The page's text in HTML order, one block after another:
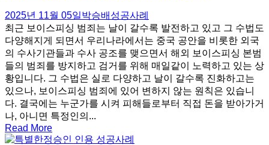
2025년 11월 05일박승배 성공사례
최근 보이스피싱 범죄는 날이 갈수록 발전하고 있고 그 수법도
다양해지게 되면서 우리나라에서는 중국 공안을 비롯한 외국
의 수사기관들과 수사 공조를 맺으면서 해외 보이스피싱 본범
들의 범죄를 방지하고 검거를 위해 매일같이 노력하고 있는 상
황입니다. 그 수법은 실로 다양하고 날이 갈수록 진화하고는
있으나, 보이스피싱 범죄에 있어 변하지 않는 원칙은 있습니
다. 결국에는 누군가를 시켜 피해들로부터 직접 돈을 받아가거
나, 아니면 특정인의...
Read More